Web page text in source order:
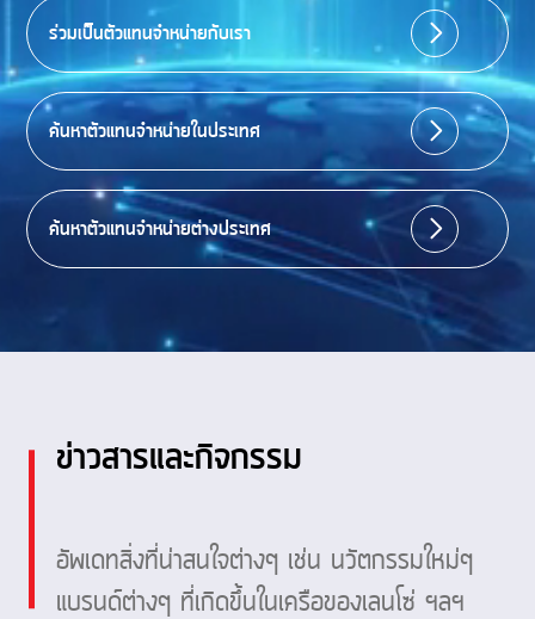
ร่วมเป็นตัวแทนจำหน่ายกับเรา
ค้นหาตัวแทนจำหน่ายในประเทศ
ค้นหาตัวแทนจำหน่ายต่างประเทศ
ข่าวสารและกิจกรรม
อัพเดทสิ่งที่น่าสนใจต่างๆ เช่น นวัตกรรมใหม่ๆ
แบรนด์ต่างๆ ที่เกิดขึ้นในเครือของเลนโซ่ ฯลฯ